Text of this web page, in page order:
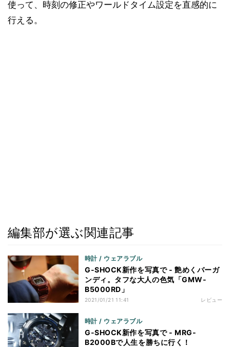
使って、時刻の修正やワールドタイム設定を直感的に
行える。
編集部が選ぶ関連記事
時計 / ウェアラブル
G-SHOCK新作を写真で - 艶めくバーガ
ンディ。タフな大人の色気「GMW-
B5000RD」
2021/01/21 11:41 レビュー
時計 / ウェアラブル
G-SHOCK新作を写真で - MRG-
B2000Bで人生を勝ちに行く！